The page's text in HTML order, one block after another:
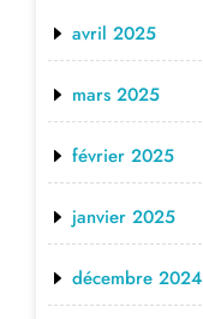
avril 2025
mars 2025
février 2025
janvier 2025
décembre 2024